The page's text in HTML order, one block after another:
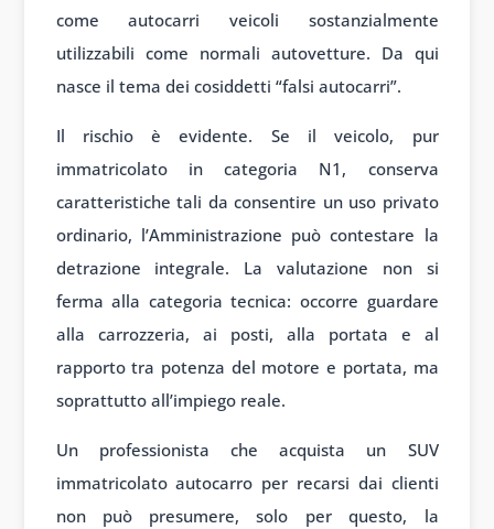
come autocarri veicoli sostanzialmente
utilizzabili come normali autovetture. Da qui
nasce il tema dei cosiddetti “falsi autocarri”.
Il rischio è evidente. Se il veicolo, pur
immatricolato in categoria N1, conserva
caratteristiche tali da consentire un uso privato
ordinario, l’Amministrazione può contestare la
detrazione integrale. La valutazione non si
ferma alla categoria tecnica: occorre guardare
alla carrozzeria, ai posti, alla portata e al
rapporto tra potenza del motore e portata, ma
soprattutto all’impiego reale.
Un professionista che acquista un SUV
immatricolato autocarro per recarsi dai clienti
non può presumere, solo per questo, la